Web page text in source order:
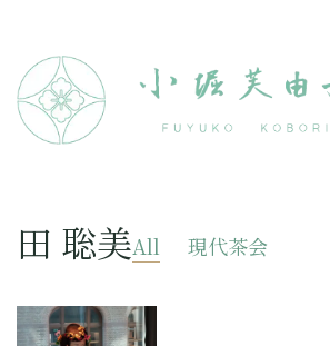
田 聡美All 現代茶会